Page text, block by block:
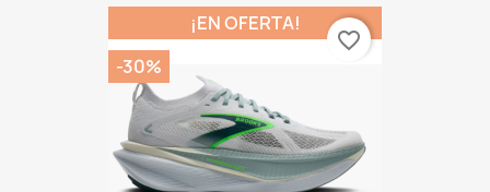
¡EN OFERTA!
-30%
favorite_border